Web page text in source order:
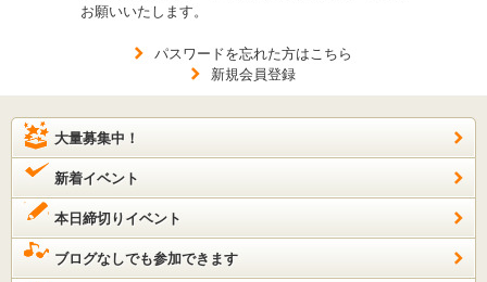
お願いいたします。
パスワードを忘れた方はこちら
新規会員登録
大量募集中！
新着イベント
本日締切りイベント
ブログなしでも参加できます